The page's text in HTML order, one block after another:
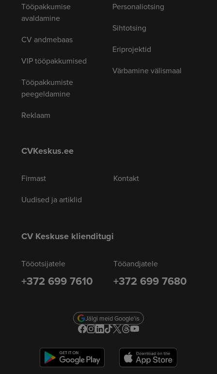
Tööpakkumise
avaldamine
CV andmebaas
VIP tööpakkumised
Tööpakkumiste
peegeldamine
Reklaam
Personaliotsing
Sihtotsing
Eriprojektid
Värbamine välismaal
CVKeskus.ee
Firmast
Uudised ja artiklid
Kontakt
CV Keskuse klienditugi
Tööotsijatele
+372 699 7610
Tööandjatele
+372 699 7680
Jälgi meid Google'is